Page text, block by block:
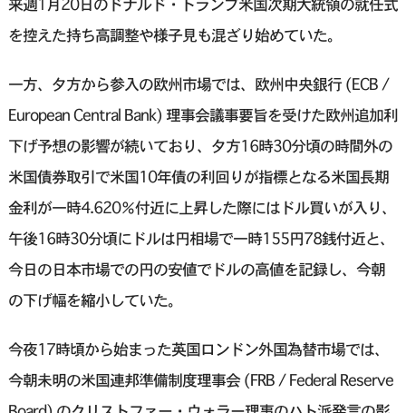
来週1月20日のドナルド・トランプ米国次期大統領の就任式
を控えた持ち高調整や様子見も混ざり始めていた。
一方、夕方から参入の欧州市場では、欧州中央銀行 (ECB /
European Central Bank) 理事会議事要旨を受けた欧州追加利
下げ予想の影響が続いており、夕方16時30分頃の時間外の
米国債券取引で米国10年債の利回りが指標となる米国長期
金利が一時4.620％付近に上昇した際にはドル買いが入り、
午後16時30分頃にドルは円相場で一時155円78銭付近と、
今日の日本市場での円の安値でドルの高値を記録し、今朝
の下げ幅を縮小していた。
今夜17時頃から始まった英国ロンドン外国為替市場では、
今朝未明の米国連邦準備制度理事会 (FRB / Federal Reserve